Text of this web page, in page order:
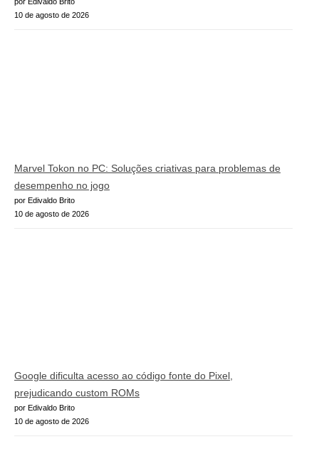
10 de agosto de 2026
Marvel Tokon no PC: Soluções criativas para problemas de
desempenho no jogo
por Edivaldo Brito
10 de agosto de 2026
Google dificulta acesso ao código fonte do Pixel,
prejudicando custom ROMs
por Edivaldo Brito
10 de agosto de 2026